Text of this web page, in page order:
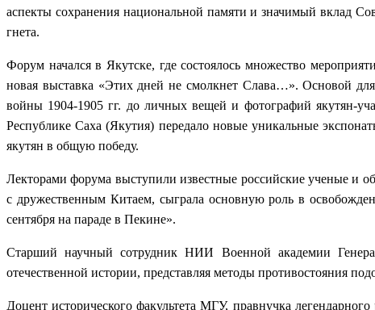
аспекты сохранения национальной памяти и значимый вклад
гнета.
Форум начался в Якутске, где состоялось множество
новая выставка «Этих дней не смолкнет Слава…». Основой
войны 1904-1905 гг. до личных вещей и фотографий якутян-
Республике Саха (Якутия) передало новые уникальные
якутян в общую победу.
Лекторами форума выступили известные российские ученые и
с дружественным Китаем, сыграла основную роль в
сентября на параде в Пекине».
Старший научный сотрудник НИИ Военной академии
отечественной истории, представляя методы противостояния
Доцент исторического факультета МГУ, правнучка